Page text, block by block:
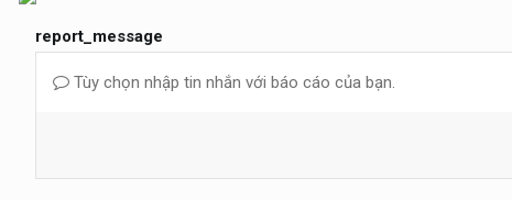
report_message
Tùy chọn nhập tin nhắn với báo cáo của bạn.